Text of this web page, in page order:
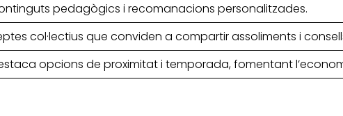
pedagògics i recomanacions personalitzades.
col·lectius que conviden a compartir assoliments i
opcions de proximitat i temporada, fomentant